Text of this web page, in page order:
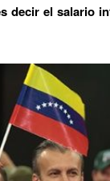
decir el salario